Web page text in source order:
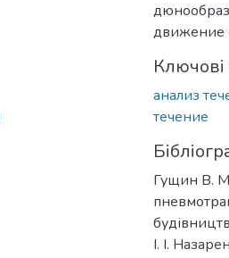
движение
Ключові
анализ
течение
Гущин В.
І. І.